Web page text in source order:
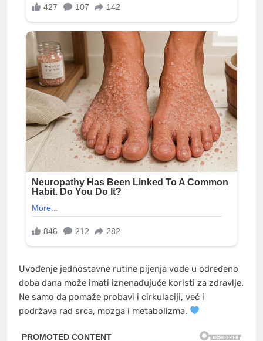
Uvođenje jednostavne rutine pijenja vode u određeno
doba dana može imati iznenađujuće koristi za zdravlje.
Ne samo da pomaže probavi i cirkulaciji, već i
podržava rad srca, mozga i metabolizma.